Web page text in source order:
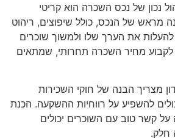
נכון של נכס השכרה הוא קריטי
מראש של הנכס, כולל שיפוצים, ריהוט
להעלות את הערך שלו ולמשוך שוכרים
לקבוע מחיר השכרה תחרותי, שמתאים
מצריך הבנה של חוקי השכירות
להשפיע על רווחיות ההשקעה. הכנת
על קשר טוב עם השוכרים יכולים
חלק.